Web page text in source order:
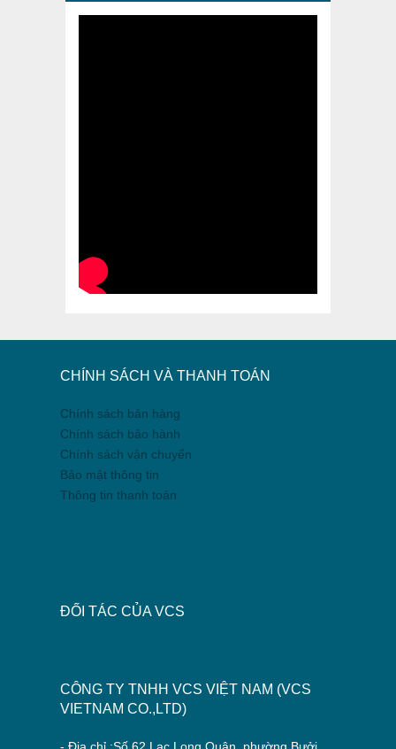
CHÍNH SÁCH VÀ THANH TOÁN
Chính sách bán hàng
Chính sách bảo hành
Chính sách vận chuyển
Bảo mật thông tin
Thông tin thanh toán
ĐỐI TÁC CỦA VCS
CÔNG TY TNHH VCS VIỆT NAM (VCS
VIETNAM CO.,LTD)